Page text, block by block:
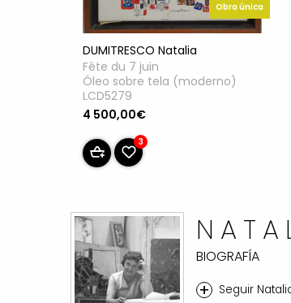
Obra única
DUMITRESCO Natalia
Fête du 7 juin
Óleo sobre tela (moderno)
LCD5279
4 500,00€
3
BIOGRAFÍA
+ Seguir